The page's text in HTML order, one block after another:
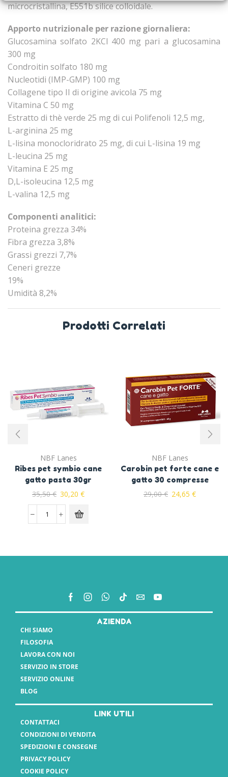
microcristallina, E551b silice colloidale.
Apporto nutrizionale per razione giornaliera:
Glucosamina solfato 2KCl 400 mg pari a glucosamina
300 mg
Condroitin solfato 180 mg
Nucleotidi (IMP-GMP) 100 mg
Collagene tipo II di origine avicola 75 mg
Vitamina C 50 mg
Estratto di thè verde 25 mg di cui Polifenoli 12,5 mg,
L-arginina 25 mg
L-lisina monocloridrato 25 mg, di cui L-lisina 19 mg
L-leucina 25 mg
Vitamina E 25 mg
D,L-isoleucina 12,5 mg
L-valina 12,5 mg
Componenti analitici:
Proteina grezza 34%
Fibra grezza 3,8%
Grassi grezzi 7,7%
Ceneri grezze
19%
Umidità 8,2%
Prodotti Correlati
NBF Lanes
Ribes pet symbio cane
gatto pasta 30gr
35,50€ 30,20 €
NBF Lanes
Carobin pet forte cane e
gatto 30 compresse
29,00€ 24,65 €
AZIENDA
CHI SIAMO
FILOSOFIA
LAVORA CON NOI
SERVIZIO IN STORE
SERVIZIO ONLINE
BLOG
LINK UTILI
CONTATTACI
CONDIZIONI DI VENDITA
SPEDIZIONI E CONSEGNE
PRIVACY POLICY
COOKIE POLICY